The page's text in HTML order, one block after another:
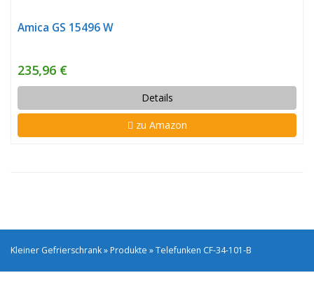
Amica GS 15496 W
235,96 €
Details
zu Amazon
Kleiner Gefrierschrank»Produkte »Telefunken CF-34-101-B